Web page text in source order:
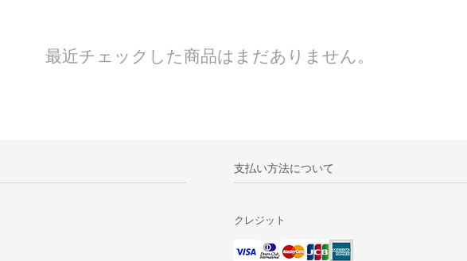
最近チェックした商品はまだありません。
支払い方法について
クレジット